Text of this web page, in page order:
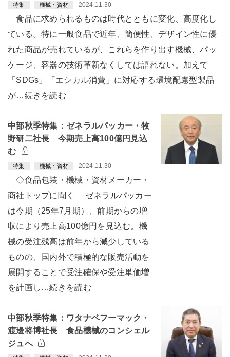
特集 機械・資材 2024.11.30
食品に求められるものは時代とともに変化、高度化し
ている。特に一般食品で近年、簡便性、デザイン性に優
れた商品が売れているが、これらを作り出す機械、パッ
ケージ、容器の技術革新なくしては語れない。加えて
「SDGs」「エシカル消費」に対応する環境配慮型製品
が…続きを読む
中部秋季特集：ゼネラルパッカー・牧
野研二社長 今期売上高100億円見込
む
特集 機械・資材 2024.11.30
◇食品包装・機械・資材メーカー・
商社トップに聞く ゼネラルパッカー
は今期（25年7月期）、前期からの増
収により売上高100億円を見込む。機
械の受注残高は前年から減少している
ものの、国内外で積極的な販売活動を
展開することで受注確保や受注単価増
を計画し…続きを読む
中部秋季特集：ワタナベフーマック・
渡邊将博社長 食品機械のコンシェル
ジュへ